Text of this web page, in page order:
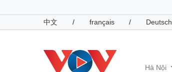
中文
/ français / Deutsch
Hà Nội